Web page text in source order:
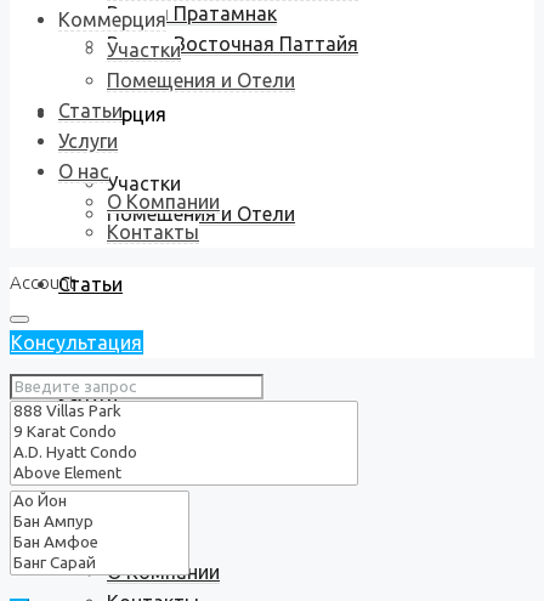
Виллы Пратамнак
Виллы Восточная Паттайя
Коммерция
Участки
Помещения и Отели
Статьи
Услуги
О нас
О Компании
Коммерция
Участки
Помещения и Отели
Статьи
Услуги
О нас
О Компании
Контакты
Account
Консультация